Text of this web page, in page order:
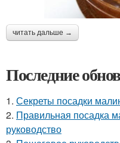
читать дальше →
Последние
1. Секреты посадки
2. Правильная посадка
руководство